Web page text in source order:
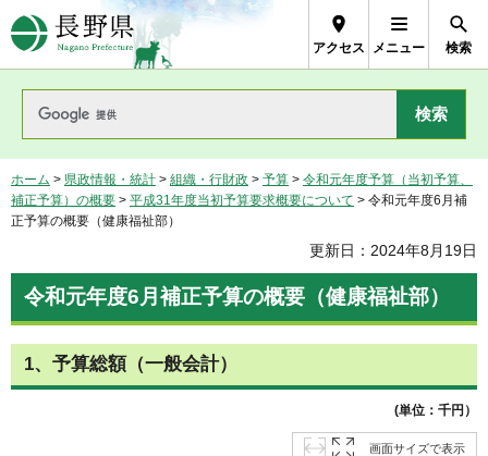
長野県Nagano Prefecture
アクセス メニュー 検索
ホーム > 県政情報・統計 > 組織・行財政 > 予算 > 令和元年度予算（当初予算、
補正予算）の概要 > 平成31年度当初予算要求概要について > 令和元年度6月補
正予算の概要（健康福祉部）
更新日：2024年8月19日
令和元年度6月補正予算の概要（健康福祉部）
1、予算総額（一般会計）
(単位：千円）
画面サイズで表示